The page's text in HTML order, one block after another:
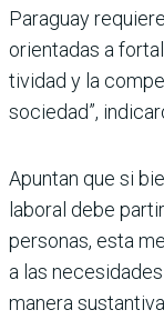
Paraguay
orientadas a
tividad y la
socie­dad”,
Apuntan que si
laboral debe
personas, esta
a las
manera